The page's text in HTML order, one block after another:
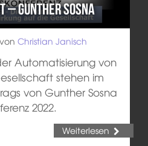
– Gunther Sosna
von Christian Janisch
Automatisierung von
stehen im
von Gunther Sosna
2022.
Weiterlesen